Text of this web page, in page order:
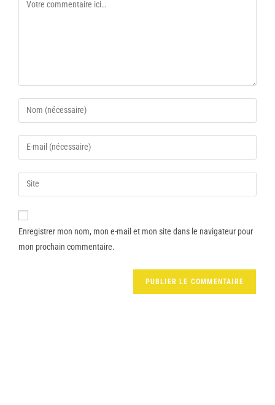
Enregistrer mon nom, mon e-mail et mon site dans le navigateur pour
mon prochain commentaire.